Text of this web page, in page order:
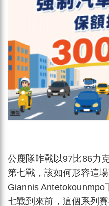
公鹿隊昨戰以97比86力
第七戰，該如何形容這
Giannis
七戰到來前，這個系列